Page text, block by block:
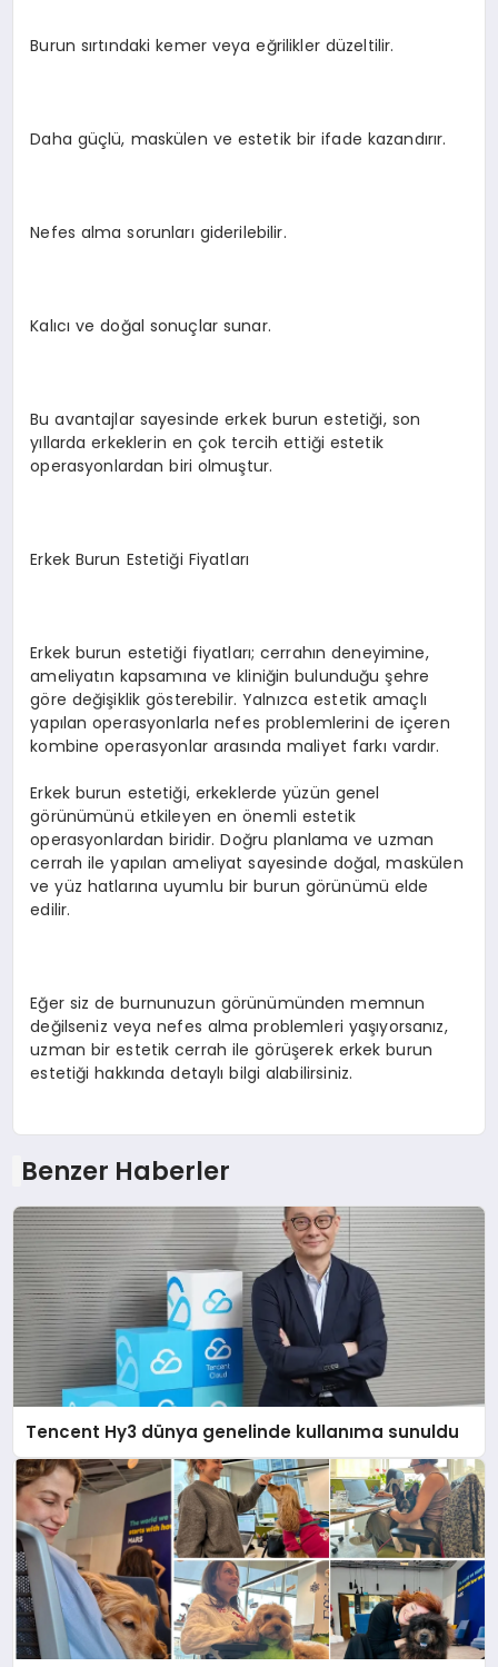
Burun sırtındaki kemer veya eğrilikler düzeltilir.
Daha güçlü, maskülen ve estetik bir ifade kazandırır.
Nefes alma sorunları giderilebilir.
Kalıcı ve doğal sonuçlar sunar.
Bu avantajlar sayesinde erkek burun estetiği, son
yıllarda erkeklerin en çok tercih ettiği estetik
operasyonlardan biri olmuştur.
Erkek Burun Estetiği Fiyatları
Erkek burun estetiği fiyatları; cerrahın deneyimine,
ameliyatın kapsamına ve kliniğin bulunduğu şehre
göre değişiklik gösterebilir. Yalnızca estetik amaçlı
yapılan operasyonlarla nefes problemlerini de içeren
kombine operasyonlar arasında maliyet farkı vardır.
Erkek burun estetiği, erkeklerde yüzün genel
görünümünü etkileyen en önemli estetik
operasyonlardan biridir. Doğru planlama ve uzman
cerrah ile yapılan ameliyat sayesinde doğal, maskülen
ve yüz hatlarına uyumlu bir burun görünümü elde
edilir.
Eğer siz de burnunuzun görünümünden memnun
değilseniz veya nefes alma problemleri yaşıyorsanız,
uzman bir estetik cerrah ile görüşerek erkek burun
estetiği hakkında detaylı bilgi alabilirsiniz.
Benzer Haberler
Tencent Hy3 dünya genelinde kullanıma sunuldu